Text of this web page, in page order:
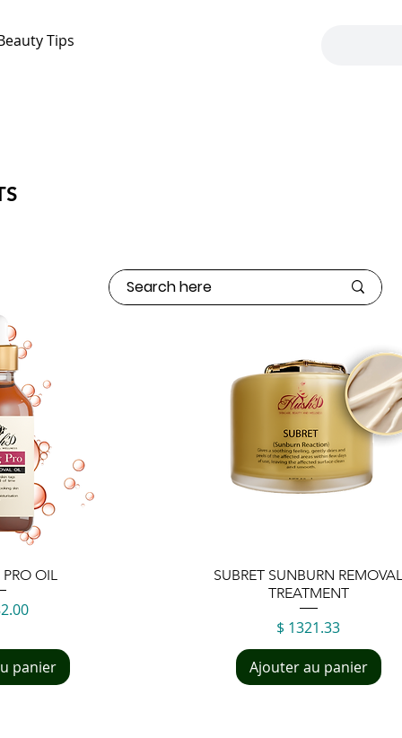
Tips
OIL
panier
Aperçu rapide
SUBRET SUNBURN REMOVAL
TREATMENT
Prix
$ 1321.33
Ajouter au panier